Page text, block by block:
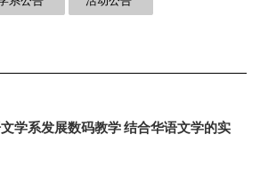
学系发展数码教学结合华语文学的实